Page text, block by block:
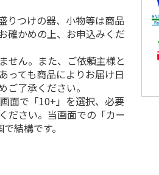
りつけの器、小物等は商品
確かめの上、お申込みくだ
せん。また、ご依頼主様と
っても商品によりお届け日
了承ください。
面で「10+」を選択、必要
ださい。当画面での「カー
結構です。